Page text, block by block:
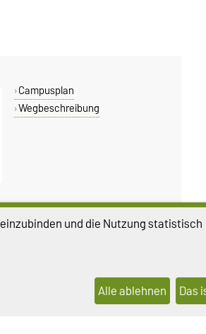
Campusplan
Wegbeschreibung
und die Nutzung statistisch
Alle ablehnen Das